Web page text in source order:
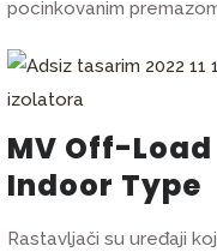
pocinkovanim
MV Off-
Indoor Type
Rastavljači su uređaji